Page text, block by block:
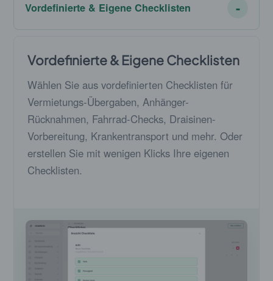
Vordefinierte & Eigene Checklisten
Vordefinierte & Eigene Checklisten
Wählen Sie aus vordefinierten Checklisten für
Vermietungs-Übergaben, Anhänger-
Rücknahmen, Fahrrad-Checks, Draisinen-
Vorbereitung, Krankentransport und mehr. Oder
erstellen Sie mit wenigen Klicks Ihre eigenen
Checklisten.